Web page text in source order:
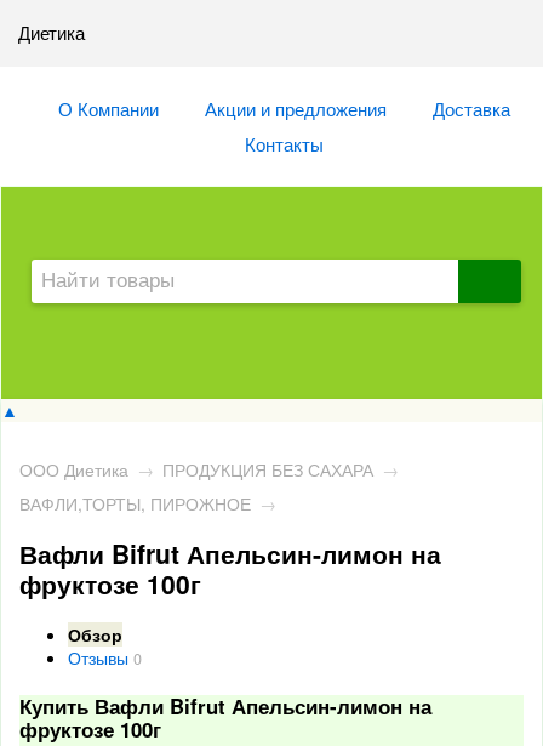
Диетика
О Компании Акции и предложения
Доставка
Контакты
▲
ООО Диетика → ПРОДУКЦИЯ БЕЗ САХАРА →
ВАФЛИ,ТОРТЫ, ПИРОЖНОЕ →
Вафли Bifrut Апельсин-лимон на
фруктозе 100г
Обзор
Отзывы 0
Купить Вафли Bifrut Апельсин-лимон на
фруктозе 100г